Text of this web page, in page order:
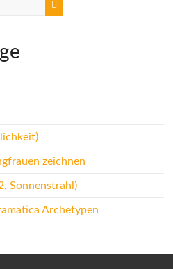
zeichnen
Sonnenstrahl)
Archetypen